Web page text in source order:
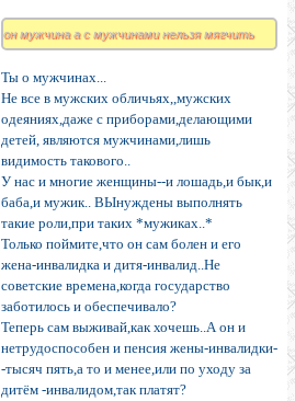
он мужчина а с мужчинами нельзя мягчить
Ты о мужчинах...
Не все в мужских обличьях,,мужских
одеяниях,даже с приборами,делающими
детей, являются мужчинами,лишь
видимость такового..
У нас и многие женщины--и лошадь,и бык,и
баба,и мужик.. ВЫнуждены выполнять
такие роли,при таких *мужиках..*
Только поймите,что он сам болен и его
жена-инвалидка и дитя-инвалид..Не
советские времена,когда государство
заботилось и обеспечивало?
Теперь сам выживай,как хочешь..А он и
нетрудоспособен и пенсия жены-инвалидки-
-тысяч пять,а то и менее,или по уходу за
дитём -инвалидом,так платят?